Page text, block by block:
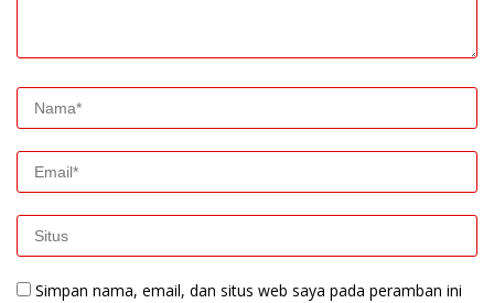
Simpan nama, email, dan situs web saya pada peramban ini